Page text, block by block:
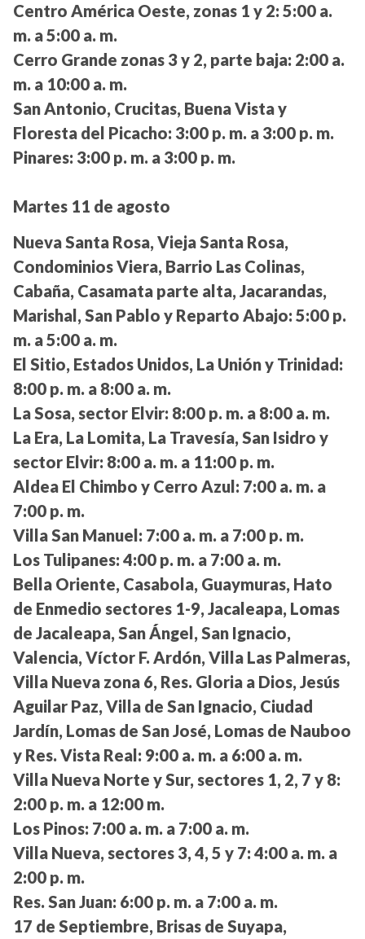
Centro América Oeste, zonas 1 y 2: 5:00 a.
m. a 5:00 a. m.
Cerro Grande zonas 3 y 2, parte baja: 2:00 a.
m. a 10:00 a. m.
San Antonio, Crucitas, Buena Vista y
Floresta del Picacho: 3:00 p. m. a 3:00 p. m.
Pinares: 3:00 p. m. a 3:00 p. m.
Martes 11 de agosto
Nueva Santa Rosa, Vieja Santa Rosa,
Condominios Viera, Barrio Las Colinas,
Cabaña, Casamata parte alta, Jacarandas,
Marishal, San Pablo y Reparto Abajo: 5:00 p.
m. a 5:00 a. m.
El Sitio, Estados Unidos, La Unión y Trinidad:
8:00 p. m. a 8:00 a. m.
La Sosa, sector Elvir: 8:00 p. m. a 8:00 a. m.
La Era, La Lomita, La Travesía, San Isidro y
sector Elvir: 8:00 a. m. a 11:00 p. m.
Aldea El Chimbo y Cerro Azul: 7:00 a. m. a
7:00 p. m.
Villa San Manuel: 7:00 a. m. a 7:00 p. m.
Los Tulipanes: 4:00 p. m. a 7:00 a. m.
Bella Oriente, Casabola, Guaymuras, Hato
de Enmedio sectores 1-9, Jacaleapa, Lomas
de Jacaleapa, San Ángel, San Ignacio,
Valencia, Víctor F. Ardón, Villa Las Palmeras,
Villa Nueva zona 6, Res. Gloria a Dios, Jesús
Aguilar Paz, Villa de San Ignacio, Ciudad
Jardín, Lomas de San José, Lomas de Nauboo
y Res. Vista Real: 9:00 a. m. a 6:00 a. m.
Villa Nueva Norte y Sur, sectores 1, 2, 7 y 8:
2:00 p. m. a 12:00 m.
Los Pinos: 7:00 a. m. a 7:00 a. m.
Villa Nueva, sectores 3, 4, 5 y 7: 4:00 a. m. a
2:00 p. m.
Res. San Juan: 6:00 p. m. a 7:00 a. m.
17 de Septiembre, Brisas de Suyapa,